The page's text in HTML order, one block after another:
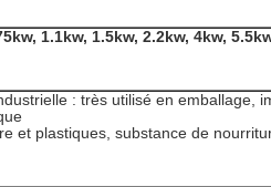
1.1kw, 1.5kw, 2.2kw, 4kw,
: très utilisé en emballage,
et plastiques, substance de